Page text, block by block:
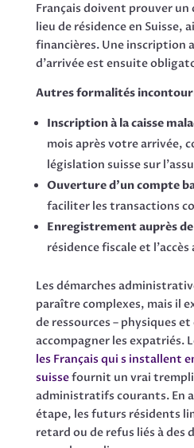
Français doivent prouver
lieu de résidence en Suisse,
financières. Une inscription
d’arrivée est ensuite
Autres formalités
Inscription à la caisse
mois après votre arrivée,
législation suisse sur
Ouverture d’un compte
faciliter les transactions
Enregistrement auprès
résidence fiscale et
Les démarches
paraître complexes, mais il
de ressources – physiques
accompagner les expatriés.
les Français qui s installent
suissefournit un vrai
administratifs courants. En
étape, les futurs résidents
retard ou de refus liés à des